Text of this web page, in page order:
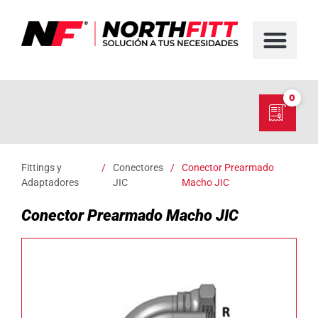
0
Fittings y
Adaptadores
/
Conectores
JIC
/
Conector Prearmado
Macho JIC
Conector Prearmado Macho JIC